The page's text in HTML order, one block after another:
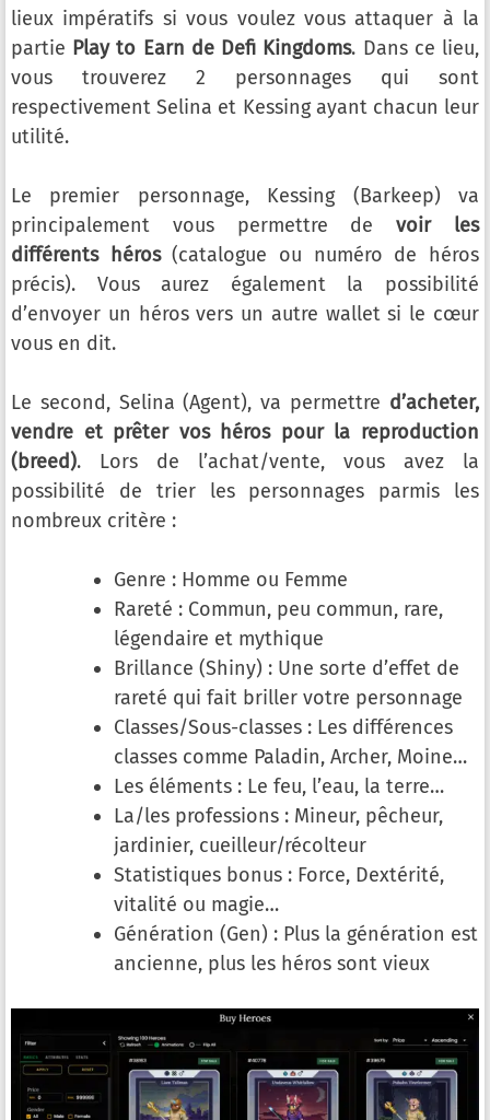
lieux impératifs si vous voulez vous attaquer à la
partie Play to Earn de Defi Kingdoms. Dans ce lieu,
vous trouverez 2 personnages qui sont
respectivement Selina et Kessing ayant chacun leur
utilité.
Le premier personnage, Kessing (Barkeep) va
principalement vous permettre devoir les
différents héros(catalogue ou numéro de héros
précis). Vous aurez également la possibilité
d’envoyer un héros vers un autre wallet si le cœur
vous en dit.
Le second, Selina (Agent), va permettre d’acheter,
vendre et prêter vos héros pour la reproduction
(breed). Lors de l’achat/vente, vous avez la
possibilité de trier les personnages parmis les
nombreux critère :
Genre : Homme ou Femme
Rareté : Commun, peu commun, rare,
légendaire et mythique
Brillance (Shiny) : Une sorte d’effet de
rareté qui fait briller votre personnage
Classes/Sous-classes : Les différences
classes comme Paladin, Archer, Moine…
Les éléments : Le feu, l’eau, la terre…
La/les professions : Mineur, pêcheur,
jardinier, cueilleur/récolteur
Statistiques bonus : Force, Dextérité,
vitalité ou magie…
Génération (Gen) : Plus la génération est
ancienne, plus les héros sont vieux